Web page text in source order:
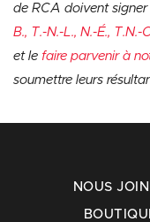
de RCA doivent
B., T.-N.-L., N.-É., T.N.-
et le faire parvenir à
soumettre leurs
NOUS